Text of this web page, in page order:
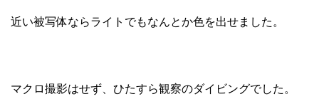
近い被写体ならライトでもなんとか色を出せました。
マクロ撮影はせず、ひたすら観察のダイビングでした。